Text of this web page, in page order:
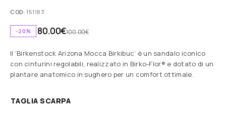
COD:151183
-20% 100.00€
80.00€
Il ‘Birkenstock Arizona Mocca Birkibuc’ è un sandalo iconico
con cinturini regolabili, realizzato in Birko-Flor® e dotato di un
plantare anatomico in sughero per un comfort ottimale.
TAGLIA SCARPA